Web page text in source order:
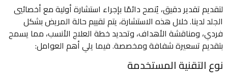
لتقديم تقدير دقيق، يُنصح دائمًا بإجراء استشارة أولية مع أخصائيي
الجلد لدينا. خلال هذه الاستشارة، يتم تقييم حالة المريض بشكل
فردي، ومناقشة الأهداف، وتحديد خطة العلاج الأنسب، مما يسمح
بتقديم تسعيرة شفافة ومخصصة. فيما يلي أهم العوامل:
نوع التقنية المستخدمة